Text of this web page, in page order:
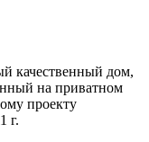
качественный дом,
на приватном
проекту
г.